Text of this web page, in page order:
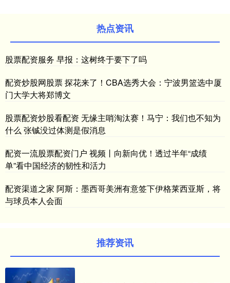
热点资讯
股票配资服务 早报：这树终于要下了吗
配资炒股网股票 探花来了！CBA选秀大会：宁波男篮选中厦
门大学大将郑博文
股票配资炒股看配资 无缘主哨淘汰赛！马宁：我们也不知为
什么 张铖没过体测是假消息
配资一流股票配资门户 视频丨向新向优！透过半年“成绩
单”看中国经济的韧性和活力
配资渠道之家 阿斯：墨西哥美洲有意签下伊格莱西亚斯，将
与球员本人会面
推荐资讯